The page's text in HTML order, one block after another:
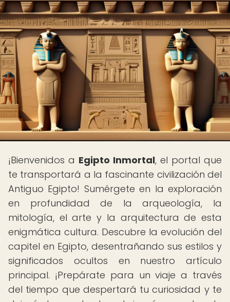
¡Bienvenidos a Egipto Inmortal, el portal que
te transportará a la fascinante civilización del
Antiguo Egipto! Sumérgete en la exploración
en profundidad de la arqueología, la
mitología, el arte y la arquitectura de esta
enigmática cultura. Descubre la evolución del
capitel en Egipto, desentrañando sus estilos y
significados ocultos en nuestro artículo
principal. ¡Prepárate para un viaje a través
del tiempo que despertará tu curiosidad y te